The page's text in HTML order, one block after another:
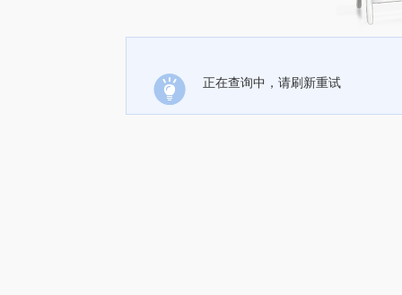
正在查询中，请刷新重试